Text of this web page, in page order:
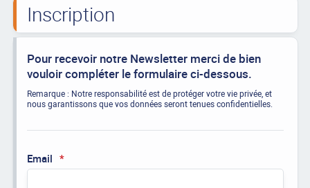
Inscription
Pour recevoir notre Newsletter merci de bien
vouloir compléter le formulaire ci-dessous.
Remarque : Notre responsabilité est de protéger votre vie privée, et
nous garantissons que vos données seront tenues confidentielles.
Email